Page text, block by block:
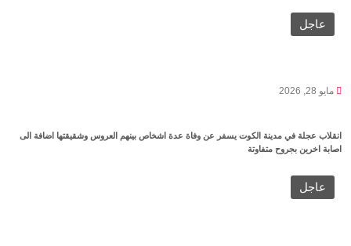
عاجل
مايو 28, 2026
انقلاب عجلة في مدينة الكوت يسفر عن وفاة عدة اشخاص بينهم العروس وشقيقتها اضافة الى
اصابة اخرين بجروح متفاوتة
عاجل